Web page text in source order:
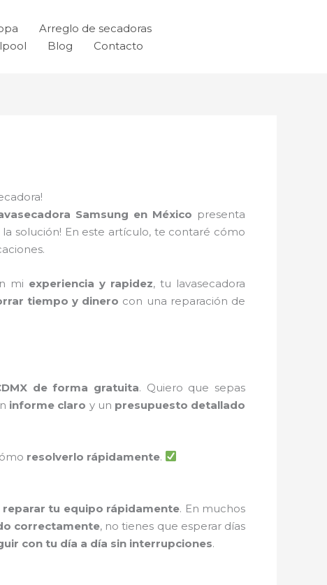
Arreglo de secadoras
Blog Contacto
Samsung en México presenta
solución! En este artículo, te contaré cómo
mi experiencia y rapidez, tu lavasecadora
tiempo y dinero con una reparación de
de forma gratuita. Quiero que sepas
informe claro y un presupuesto detallado
resolverlo rápidamente.
reparar tu equipo rápidamente. En muchos
correctamente, no tienes que esperar días
con tu día a día sin interrupciones.